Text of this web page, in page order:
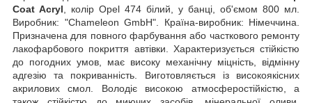
Coat Acryl, колір Opel 474 білий, у банці, об'ємом 800 мл.
Виробник: "Chameleon GmbH". Країна-виробник: Німеччина.
Призначена для повного фарбування або часткового ремонту
лакофарбового покриття автівки. Характеризується стійкістю
до погодних умов, має високу механічну міцність, відмінну
адгезію та покриванність. Виготовляється із високоякісних
акрилових смол. Володіє високою атмосферостійкістю, а